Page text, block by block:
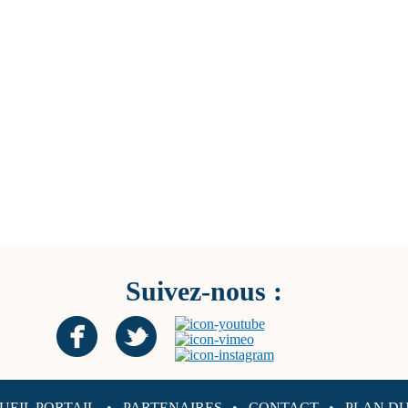
Suivez-nous :